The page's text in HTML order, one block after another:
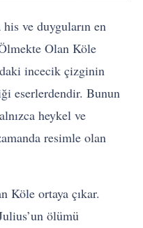
ve duyguların en
Olan Köle
incecik çizginin
eserlerdendir. Bunun
heykel ve
resimle olan
Köle ortaya çıkar.
ölümü